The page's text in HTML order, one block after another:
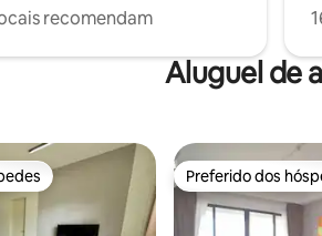
recomendam
Aluguel de
dos hóspedes Preferido dos
Preferido dos